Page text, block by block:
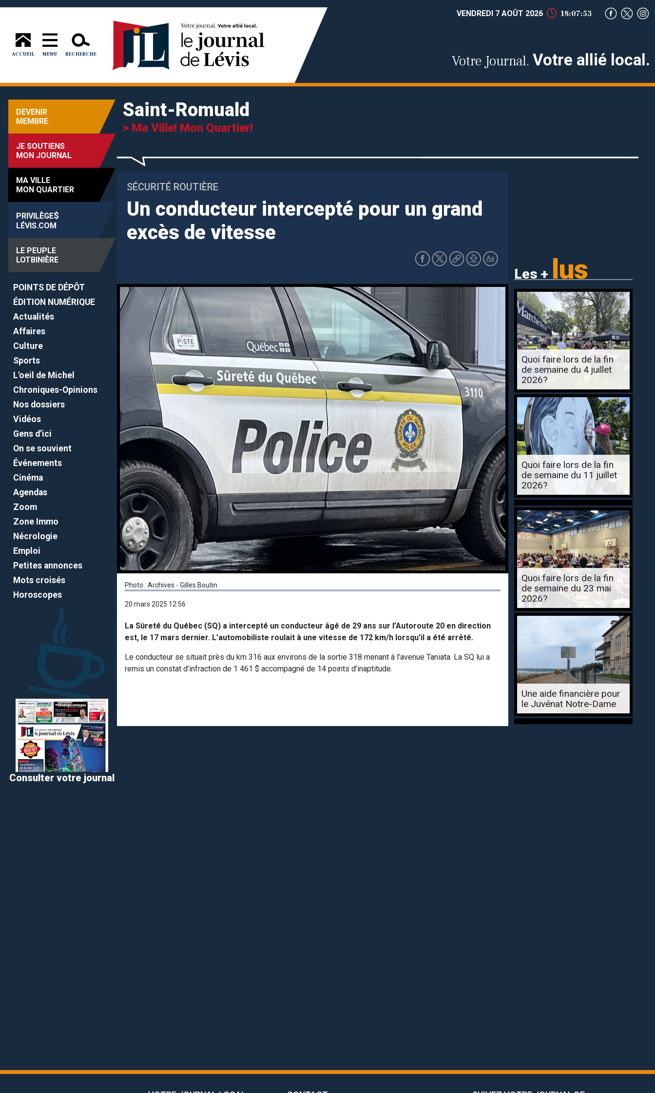
ACCUEIL MENU RECHERCHE
VENDREDI 7 AOÛT 2026 18:07:54
Votre Journal. Votre allié local.
DEVENIR
MEMBRE
JE SOUTIENS
MON JOURNAL
MA VILLE
MON QUARTIER
PRIVILÈGE$
LÉVIS.COM
LE PEUPLE
LOTBINIÈRE
POINTS DE DÉPÔT
ÉDITION NUMÉRIQUE
Actualités
Affaires
Culture
Sports
L'oeil de Michel
Chroniques-Opinions
Nos dossiers
Vidéos
Gens d’ici
On se souvient
Événements
Cinéma
Agendas
Zoom
Zone Immo
Nécrologie
Emploi
Petites annonces
Mots croisés
Horoscopes
Consulter votre journal
Saint-Romuald
> Ma Ville! Mon Quartier!
SÉCURITÉ ROUTIÈRE
Un conducteur intercepté pour un grand
excès de vitesse
Les + lus
Photo : Archives - Gilles Boutin
20 mars 2025 12:56
La Sûreté du Québec (SQ) a intercepté un conducteur âgé de 29 ans sur l’Autoroute 20 en direction
est, le 17 mars dernier. L’automobiliste roulait à une vitesse de 172 km/h lorsqu'il a été arrêté.
Le conducteur se situait près du km 316 aux environs de la sortie 318 menant à l’avenue Taniata. La SQ lui a
remis un constat d’infraction de 1 461 $ accompagné de 14 points d’inaptitude.
Quoi faire lors de la fin
de semaine du 4 juillet
2026?
Quoi faire lors de la fin
de semaine du 11 juillet
2026?
Quoi faire lors de la fin
de semaine du 23 mai
2026?
Une aide financière pour
le Juvénat Notre-Dame